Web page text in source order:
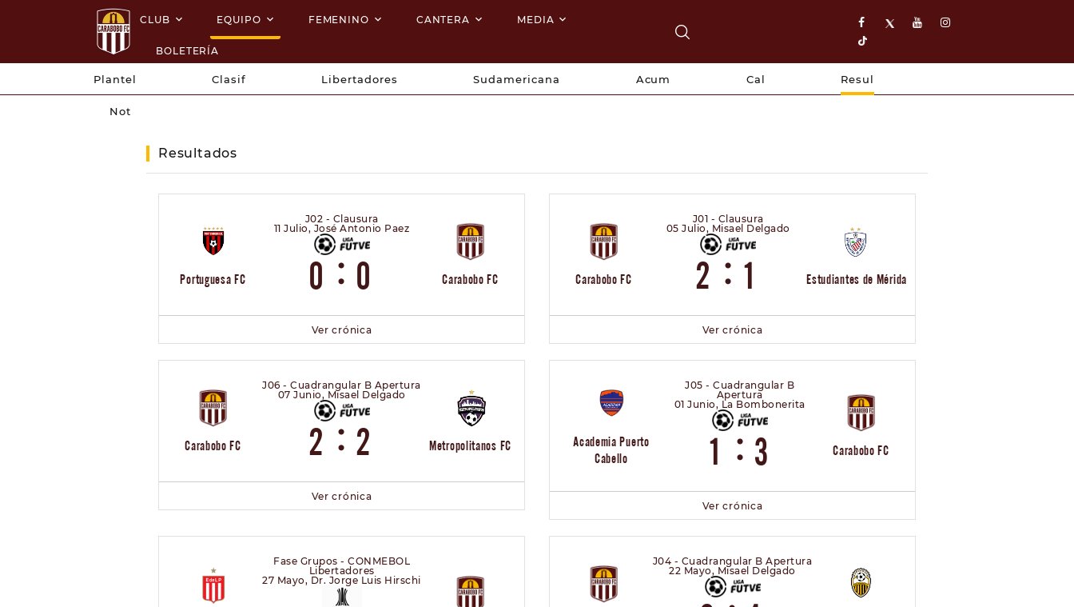
CLUB EQUIPO FEMENINO CANTERA MEDIA
BOLETERÍA
Plantel Clasif Libertadores Sudamericana Acum Cal Resul
Not
Resultados
Portuguesa FC
J02 - Clausura
11 Julio, José Antonio Paez
0 : 0 Carabobo FC
Ver crónica
Carabobo FC
J01 - Clausura
05 Julio, Misael Delgado
2 : 1 Estudiantes de Mérida
Ver crónica
Carabobo FC
J06 - Cuadrangular B Apertura
07 Junio, Misael Delgado
2 : 2 Metropolitanos FC
Ver crónica
Academia Puerto
Cabello
J05 - Cuadrangular B
Apertura
01 Junio, La Bombonerita
1 : 3 Carabobo FC
Ver crónica
Fase Grupos - CONMEBOL
Libertadores
27 Mayo, Dr. Jorge Luis Hirschi
J04 - Cuadrangular B Apertura
22 Mayo, Misael Delgado